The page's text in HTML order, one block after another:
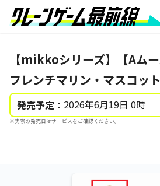
【mikkoシリーズ】【Aム
フレンチマリン・マスコット
発売予定： 2026年6月19日 0時
※実際の発売日はサービスをご確認ください。